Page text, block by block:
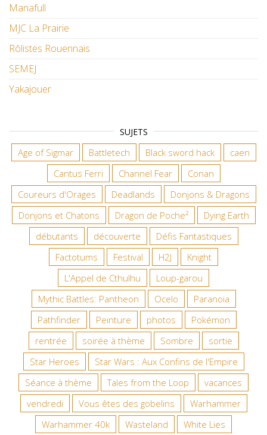
Manafull
MJC La Prairie
Rôlistes Rouennais
SEMEJ
Yakajouer
SUJETS
Age of Sigmar Battletech Black sword hack
caen
Cantus Ferri
Channel Fear
Conan
Coureurs d'Orages
Deadlands
Donjons & Dragons
Donjons et Chatons
Dragon de Poche²
Dying Earth
débutants
découverte
Défis Fantastiques
Factotums
Festival H2J
Knight
L'Appel de Cthulhu
Loup-garou
Mythic Battles: Pantheon
Ocelo
Paranoïa
Pathfinder
Peinture photos
Pokémon
rentrée
soirée à thème Sombre
sortie
Star Heroes
Star Wars : Aux Confins de l'Empire
Séance à thème
Tales from the Loop
vacances
vendredi
Vous êtes des gobelins
Warhammer
Warhammer 40k
Wasteland White Lies